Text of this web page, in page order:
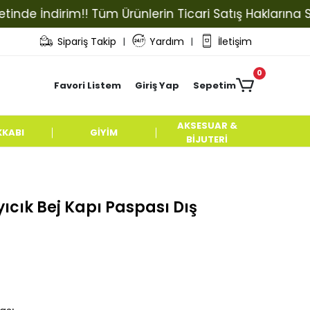
İndirim!! Tüm Ürünlerin Ticari Satış Haklarına
Sipariş Takip | Yardım | İletişim
Favori Listem Giriş Yap Sepetim
0
GİYİM
AKSESUAR &
BİJUTERİ
Bej Kapı Paspası Dış